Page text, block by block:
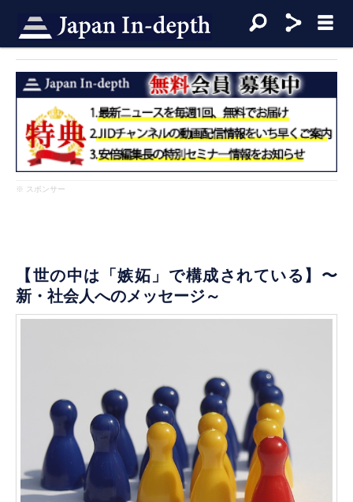
※ スポンサー
【世の中は「嫉妬」で構成されている】〜
新・社会人へのメッセージ～